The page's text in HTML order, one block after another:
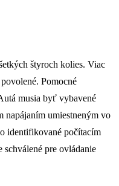
štyroch kolies. Viac
Pomocné
musia byť vybavené
napájaním umiestneným vo
identifikované počítacím
schválené pre ovládanie